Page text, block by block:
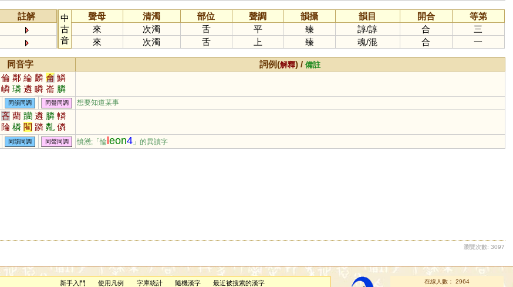
註解
中
古
音
聲母 清濁 部位 聲調 韻攝 韻目 開合
等第
來
次濁 舌 平 臻 諄/諄 合
三
來
次濁 舌 上 臻 魂/混 合 一
同音字 詞例(解釋) /備註
倫 鄰 綸 麟 侖 鱗
嶙 璘 遴 瞵 崙 膦
陯 菕 燐 潾 疄 鏻
棆 暽 翷 繗 碖 踚
同韻同調 同聲同調 想要知道某事
吝 藺 躪 遴 膦 轔
陯 橉 閵 蹸 亃 僯
同韻同調 同聲同調 憤懣;「惀 leon4 」的異讀字
瀏覽次數: 3097
新手入門 使用凡例 字庫統計 隨機漢字 最近被搜索的漢字 在線人數： 2964